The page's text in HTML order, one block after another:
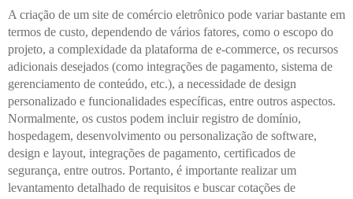
A criação de um site de comércio eletrônico pode variar bastante em
termos de custo, dependendo de vários fatores, como o escopo do
projeto, a complexidade da plataforma de e-commerce, os recursos
adicionais desejados (como integrações de pagamento, sistema de
gerenciamento de conteúdo, etc.), a necessidade de design
personalizado e funcionalidades específicas, entre outros aspectos.
Normalmente, os custos podem incluir registro de domínio,
hospedagem, desenvolvimento ou personalização de software,
design e layout, integrações de pagamento, certificados de
segurança, entre outros. Portanto, é importante realizar um
levantamento detalhado de requisitos e buscar cotações de